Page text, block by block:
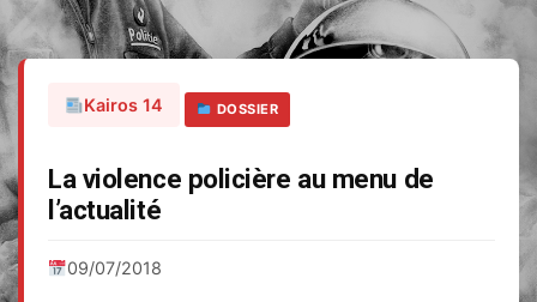
Kairos 14 DOSSIER
La violence policière au menu de
l’actualité
09/07/2018